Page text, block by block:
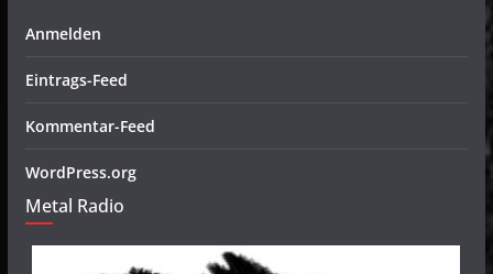
Anmelden
Eintrags-Feed
Kommentar-Feed
WordPress.org
Metal Radio